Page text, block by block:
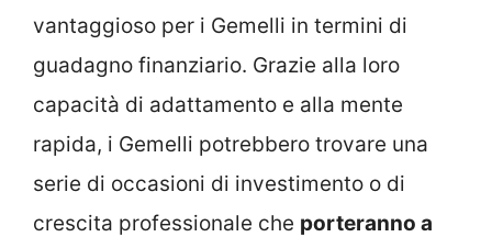
vantaggioso per i Gemelli in termini di
guadagno finanziario. Grazie alla loro
capacità di adattamento e alla mente
rapida, i Gemelli potrebbero trovare una
serie di occasioni di investimento o di
crescita professionale che porteranno a